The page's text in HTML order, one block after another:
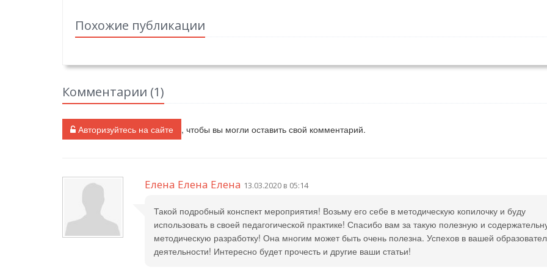
Похожие публикации
Комментарии (1)
Авторизуйтесь на сайте , чтобы вы могли оставить свой комментарий.
Елена Елена Елена 13.03.2020 в 05:14
Такой подробный конспект мероприятия! Возьму его себе в методическую копилочку и буду
использовать в своей педагогической практике! Спасибо вам за такую полезную и
методическую разработку! Она многим может быть очень полезна. Успехов в вашей
деятельности! Интересно будет прочесть и другие ваши статьи!